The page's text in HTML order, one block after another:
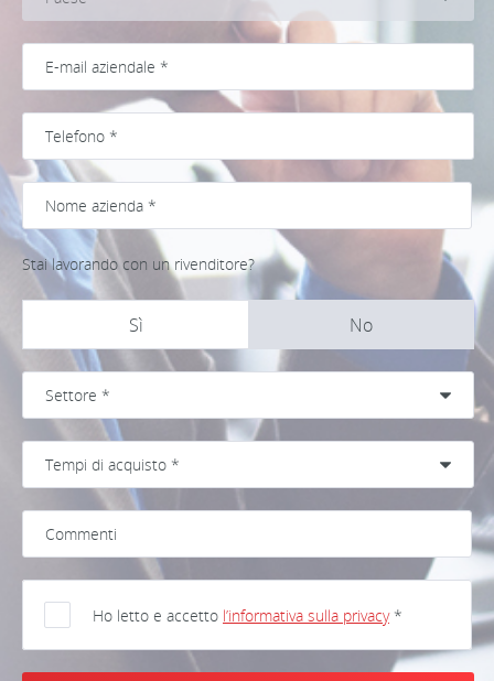
Stai lavorando con un rivenditore?
Sì No
Ho letto e accetto l’informativa sulla privacy*